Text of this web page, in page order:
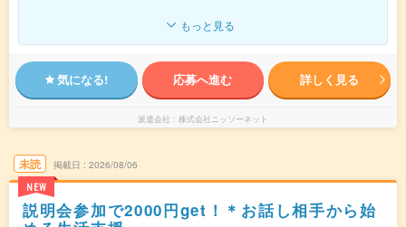
もっと見る
気になる! 応募へ進む 詳しく見る
派遣会社 株式会社ニッソーネット
未読
NEW
掲載日 2026/08/06
説明会参加で2000円get！＊お話し相手から始